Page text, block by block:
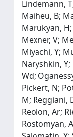
Lindemann,
Maiheu, B;
Marukyan,
Mexner, V;
Miyachi, Y;
Naryshkin, Y;
Wd;
Pickert, N;
M; Reggiani,
Reolon, Ar;
Rostomyan,